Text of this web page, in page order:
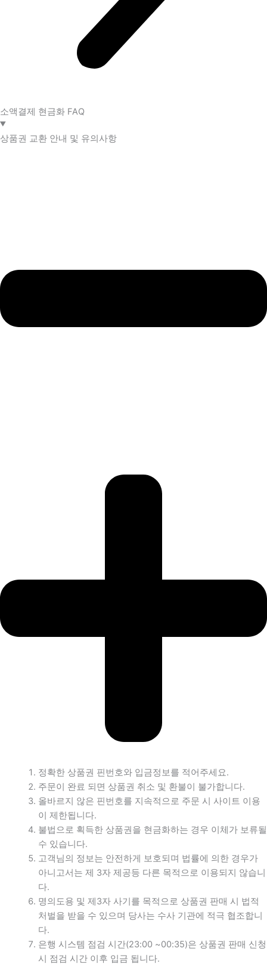
소액결제 현금화 FAQ​
상품권 교환 안내 및 유의사항
정확한 상품권 핀번호와 입금정보를 적어주세요.
주문이 완료 되면 상품권 취소 및 환불이 불가합니다.
올바르지 않은 핀번호를 지속적으로 주문 시 사이트 이용
이 제한됩니다.
불법으로 획득한 상품권을 현금화하는 경우 이체가 보류될
수 있습니다.
고객님의 정보는 안전하게 보호되며 법률에 의한 경우가
아니고서는 제 3자 제공등 다른 목적으로 이용되지 않습니
다.
명의도용 및 제3자 사기를 목적으로 상품권 판매 시 법적
처벌을 받을 수 있으며 당사는 수사 기관에 적극 협조합니
다.
은행 시스템 점검 시간(23:00 ~00:35)은 상품권 판매 신청
시 점검 시간 이후 입금 됩니다.